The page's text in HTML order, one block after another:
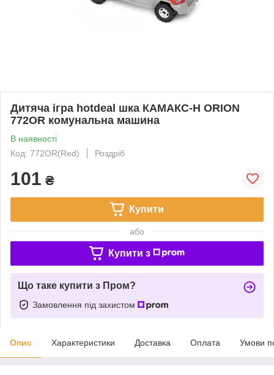
Дитяча ігра hotdeal шка КАМАКС-Н ORION
772OR комунальна машина
В наявності
Код: 772OR(Red)
Роздріб
101 ₴
Купити
або
Купити з
Що таке купити з Пром?
Замовлення під захистом
Опис Характеристики Доставка Оплата Умови